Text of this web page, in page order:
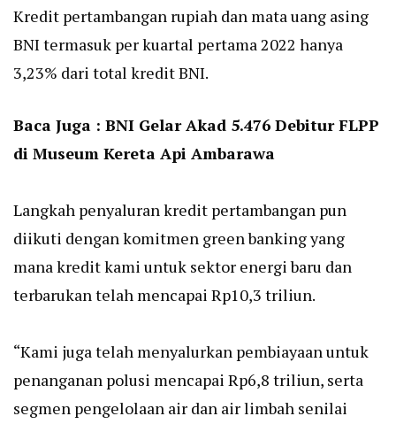
Kredit pertambangan rupiah dan mata uang asing
BNI termasuk per kuartal pertama 2022 hanya
3,23% dari total kredit BNI.
Baca Juga : BNI Gelar Akad 5.476 Debitur FLPP
di Museum Kereta Api Ambarawa
Langkah penyaluran kredit pertambangan pun
diikuti dengan komitmen green banking yang
mana kredit kami untuk sektor energi baru dan
terbarukan telah mencapai Rp10,3 triliun.
“Kami juga telah menyalurkan pembiayaan untuk
penanganan polusi mencapai Rp6,8 triliun, serta
segmen pengelolaan air dan air limbah senilai